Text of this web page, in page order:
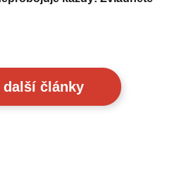
další články